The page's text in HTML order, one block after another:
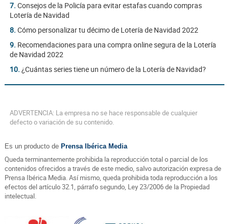
7. Consejos de la Policía para evitar estafas cuando compras
Lotería de Navidad
8. Cómo personalizar tu décimo de Lotería de Navidad 2022
9. Recomendaciones para una compra online segura de la Lotería
de Navidad 2022
10. ¿Cuántas series tiene un número de la Lotería de Navidad?
ADVERTENCIA: La empresa no se hace responsable de cualquier
defecto o variación de su contenido.
Es un producto de Prensa Ibérica Media
Queda terminantemente prohibida la reproducción total o parcial de los
contenidos ofrecidos a través de este medio, salvo autorización expresa de
Prensa Ibérica Media. Así mismo, queda prohibida toda reproducción a los
efectos del artículo 32.1, párrafo segundo, Ley 23/2006 de la Propiedad
intelectual.